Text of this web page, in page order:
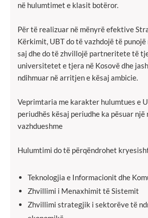
në hulumtimet e klasit botëror.
Për të realizuar në mënyrë efektive
Kërkimit, UBT do të vazhdojë të
saj dhe do të zhvillojë partneritete të
universitetet e tjera në Kosovë dhe
ndihmuar në arritjen e kësaj ambicie.
Veprimtaria me karakter hulumtues e
periudhës kësaj periudhe ka pësuar
vazhdueshme
Hulumtimi do të përqëndrohet
Teknologjia e Informacionit dhe
Zhvillimi i Menaxhimit të Sistemit
Zhvillimi strategjik i sektorëve të